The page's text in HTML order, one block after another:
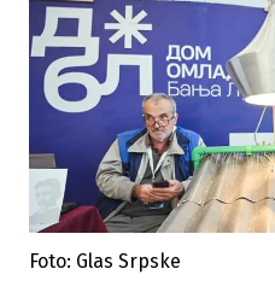
Foto: Glas Srpske